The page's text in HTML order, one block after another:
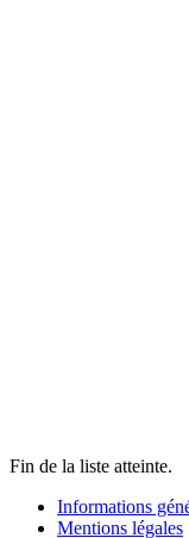
Fin de la liste atteinte.
Informations
Mentions légales